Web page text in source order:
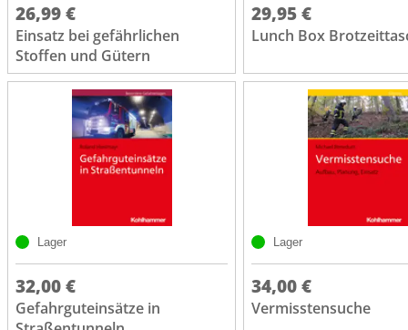
26,99 €
Einsatz bei gefährlichen
Stoffen und Gütern
29,95 €
Lunch Box
Lager
32,00 €
Gefahrguteinsätze in
Lager
34,00 €
Vermisstensuche